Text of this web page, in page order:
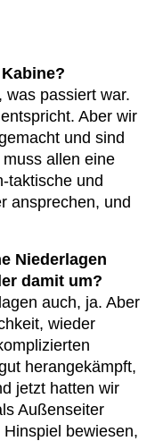
was passiert war.
Aber wir
und sind
allen eine
taktische und
ansprechen, und
Niederlagen
damit um?
auch, ja. Aber
wieder
herangekämpft,
jetzt hatten wir
Außenseiter
bewiesen,